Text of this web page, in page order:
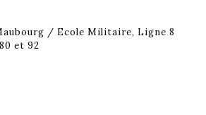
/ Ecole Militaire, Ligne 8
et 92